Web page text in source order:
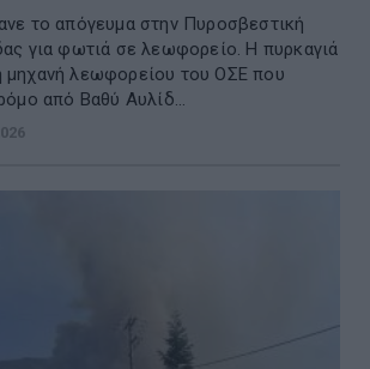
το απόγευμα στην Πυροσβεστική
για φωτιά σε λεωφορείο. Η πυρκαγιά
μηχανή λεωφορείου του ΟΣΕ που
από Βαθύ Αυλίδ...